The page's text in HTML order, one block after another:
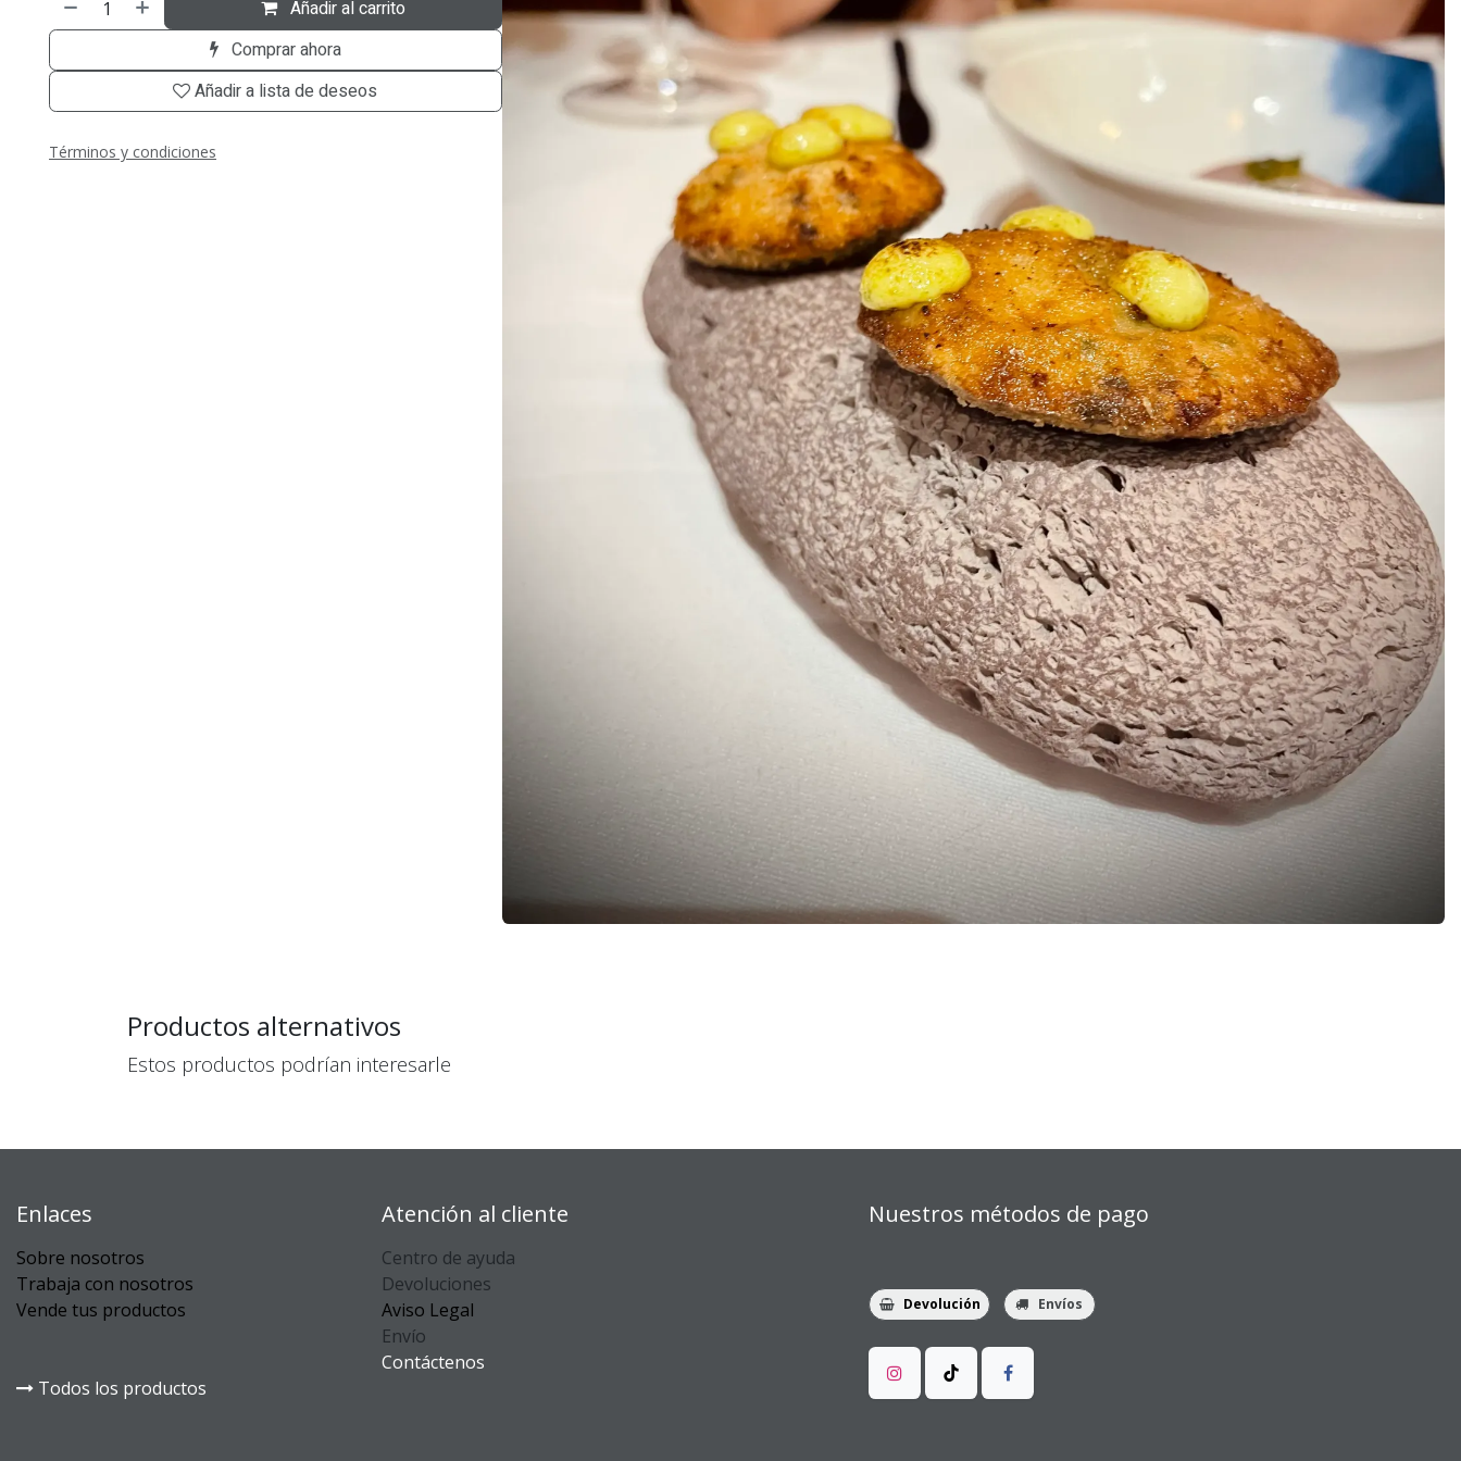
Añadir al carrito
Comprar ahora
Añadir a lista de deseos
Términos y condiciones
Productos alternativos
Estos productos podrían interesarle
Enlaces
Sobre nosotros
Trabaja con nosotros
Vende tus productos
Todos los productos
Atención al cliente
Centro de ayuda
Devoluciones
Aviso Legal
Envío
Contáctenos
Nuestros métodos de pago
Devolución Envíos